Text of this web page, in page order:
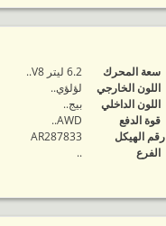
‬سعة المحرك
6.2 ليتر V8..
اللون الخارجي
لؤلؤي..
اللون الداخلي
بيج..
قوة الدفع
AWD..
رقم الهيكل
AR287833
الفرع
..